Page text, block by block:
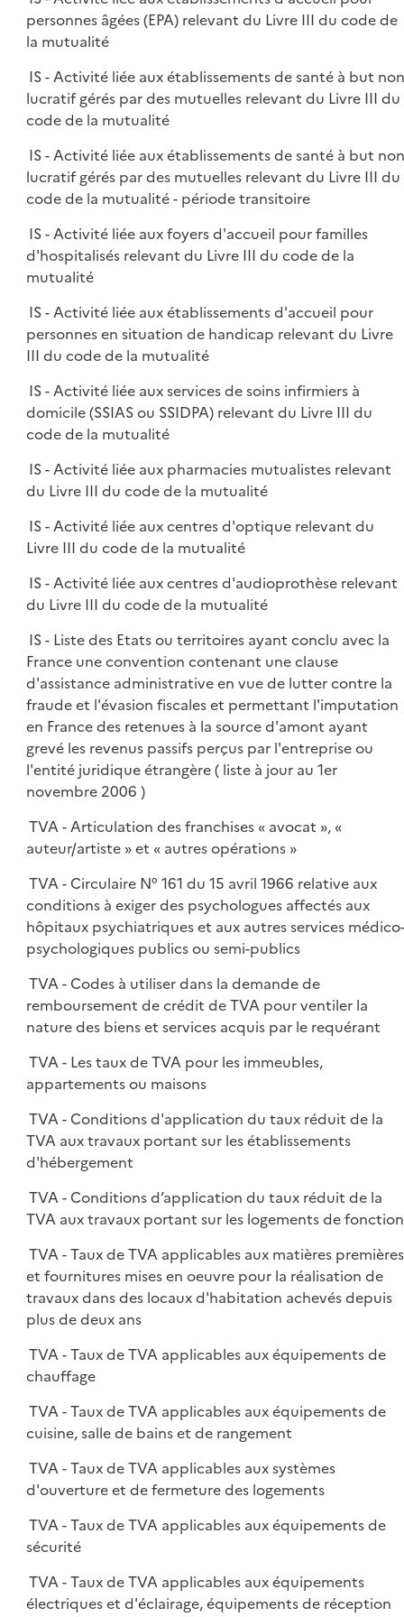
personnes âgées (EPA) relevant du Livre III du code de
la mutualité
IS - Activité liée aux établissements de santé à but
lucratif gérés par des mutuelles relevant du Livre III du
code de la mutualité
IS - Activité liée aux établissements de santé à but
lucratif gérés par des mutuelles relevant du Livre III du
code de la mutualité - période transitoire
IS - Activité liée aux foyers d'accueil pour familles
d'hospitalisés relevant du Livre III du code de la
mutualité
IS - Activité liée aux établissements d'accueil pour
personnes en situation de handicap relevant du Livre
III du code de la mutualité
IS - Activité liée aux services de soins infirmiers à
domicile (SSIAS ou SSIDPA) relevant du Livre III du
code de la mutualité
IS - Activité liée aux pharmacies mutualistes relevant
du Livre III du code de la mutualité
IS - Activité liée aux centres d'optique relevant du
Livre III du code de la mutualité
IS - Activité liée aux centres d'audioprothèse relevant
du Livre III du code de la mutualité
IS - Liste des Etats ou territoires ayant conclu avec la
France une convention contenant une clause
d'assistance administrative en vue de lutter contre la
fraude et l'évasion fiscales et permettant l'imputation
en France des retenues à la source d'amont ayant
grevé les revenus passifs perçus par l'entreprise ou
l'entité juridique étrangère ( liste à jour au 1er
novembre 2006 )
TVA - Articulation des franchises « avocat », «
auteur/artiste » et « autres opérations »
TVA - Circulaire N° 161 du 15 avril 1966 relative aux
conditions à exiger des psychologues affectés aux
hôpitaux psychiatriques et aux autres services médico-
psychologiques publics ou semi-publics
TVA - Codes à utiliser dans la demande de
remboursement de crédit de TVA pour ventiler la
nature des biens et services acquis par le requérant
TVA - Les taux de TVA pour les immeubles,
appartements ou maisons
TVA - Conditions d'application du taux réduit de la
TVA aux travaux portant sur les établissements
d'hébergement
TVA - Conditions d’application du taux réduit de la
TVA aux travaux portant sur les logements de fonction
TVA - Taux de TVA applicables aux matières premières
et fournitures mises en oeuvre pour la réalisation de
travaux dans des locaux d'habitation achevés depuis
plus de deux ans
TVA - Taux de TVA applicables aux équipements de
chauffage
TVA - Taux de TVA applicables aux équipements de
cuisine, salle de bains et de rangement
TVA - Taux de TVA applicables aux systèmes
d'ouverture et de fermeture des logements
TVA - Taux de TVA applicables aux équipements de
sécurité
TVA - Taux de TVA applicables aux équipements
électriques et d'éclairage, équipements de réception